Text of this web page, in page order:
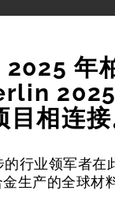
年
相连接
行业领军者
生产的全球材